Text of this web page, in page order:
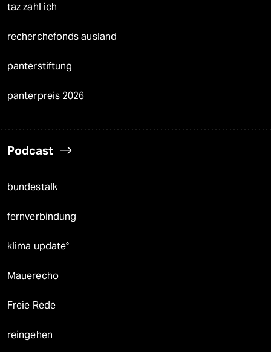
taz zahl ich
recherchefonds ausland
panterstiftung
panterpreis 2026
Podcast
bundestalk
fernverbindung
klima update°
Mauerecho
Freie Rede
reingehen